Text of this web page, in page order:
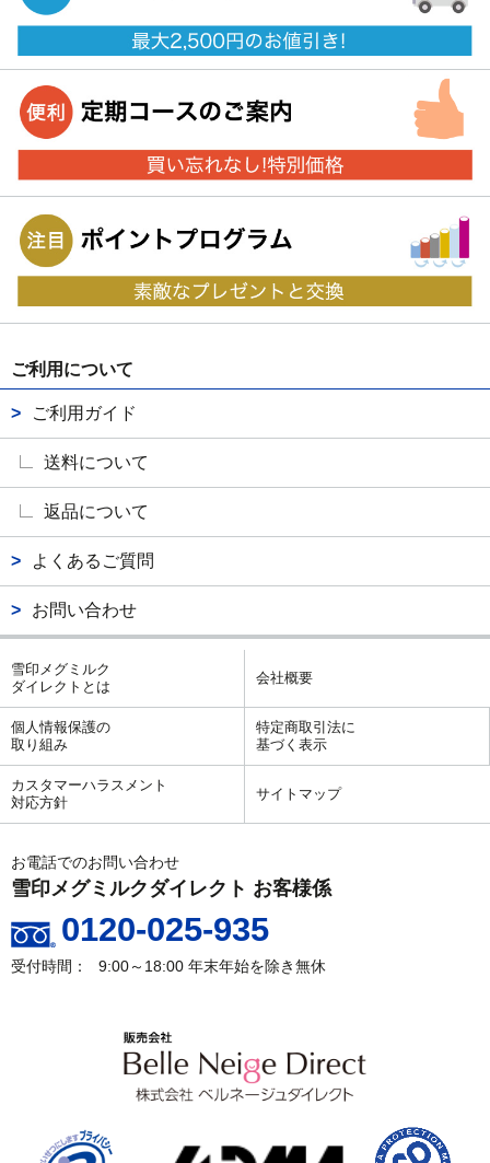
ご利用について
ご利用ガイド
送料について
返品について
よくあるご質問
お問い合わせ
雪印メグミルク
ダイレクトとは
会社概要
個人情報保護の
取り組み
特定商取引法に
基づく表示
カスタマーハラスメント
対応方針
サイトマップ
お電話でのお問い合わせ
雪印メグミルクダイレクト お客様係
0120-025-935
9:00～18:00 年末年始を除き無休